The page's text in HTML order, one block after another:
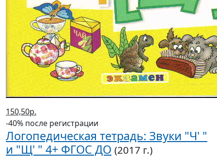
150,50р.
-40% после регистрации
Логопедическая тетрадь: Звуки "Ч' "
и "Щ' " 4+ ФГОС ДО (2017 г.)